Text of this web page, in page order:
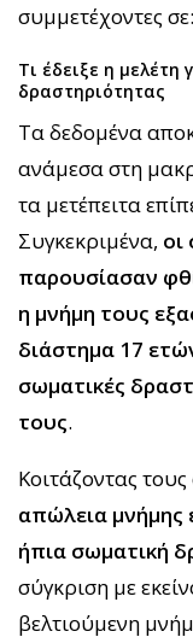
συμμετέχοντες σε:
Τι έδειξε η
δραστηριότητας
Τα δεδομένα
ανάμεσα στη
τα μετέπειτα
Συγκεκριμένα, οι
παρουσίασαν
η μνήμη τους
διάστημα 17
σωματικές
τους.
Κοιτάζοντας
απώλεια μνήμης
ήπια σωματική
σύγκριση με
βελτιούμενη